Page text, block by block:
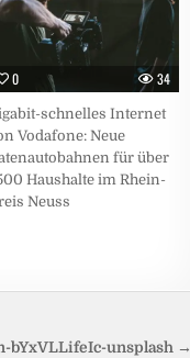
0 34
schnelles Internet
Vodafone: Neue
für über
Haushalte im Rhein-
Neuss
bYxVLLifeIc-unsplash →